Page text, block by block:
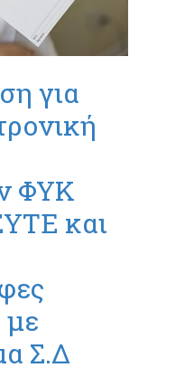
για
ΦΥΚ
και
με
Σ.Δ